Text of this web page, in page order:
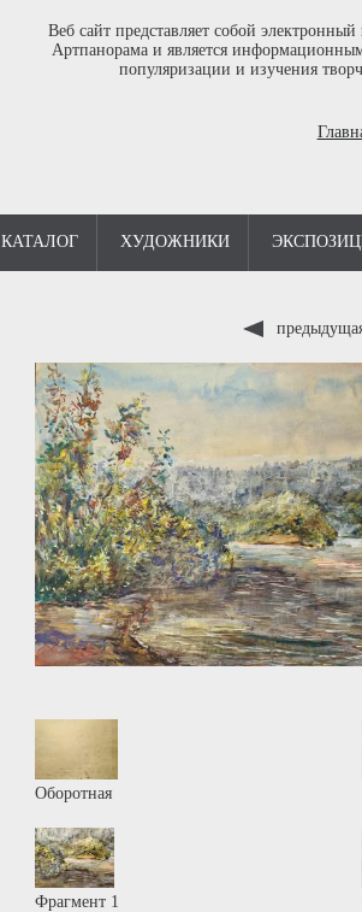
Веб сайт представляет собой электронный
Артпанорама и является
популяризации и изучения
КАТАЛОГ ХУДОЖНИКИ
Оборотная
Фрагмент 1